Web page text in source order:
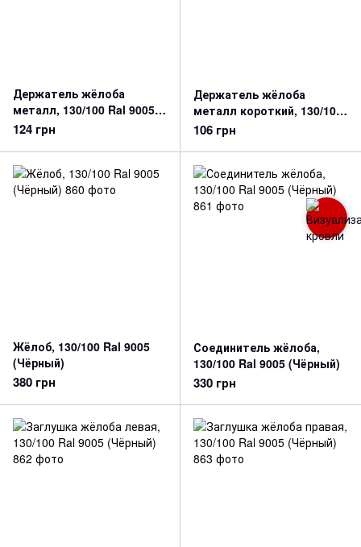
Держатель жёлоба
металл, 130/100 Ral 9005
(Чёрный)
124 грн
Держатель жёлоба
металл короткий, 130/100
Ral 9005 (Черный)
106 грн
Жёлоб, 130/100 Ral 9005
(Чёрный)
380 грн
Соединитель жёлоба,
130/100 Ral 9005 (Чёрный)
330 грн